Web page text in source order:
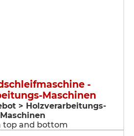
-
Maschinen
> Holzverarbeitungs-
Maschinen
top and bottom